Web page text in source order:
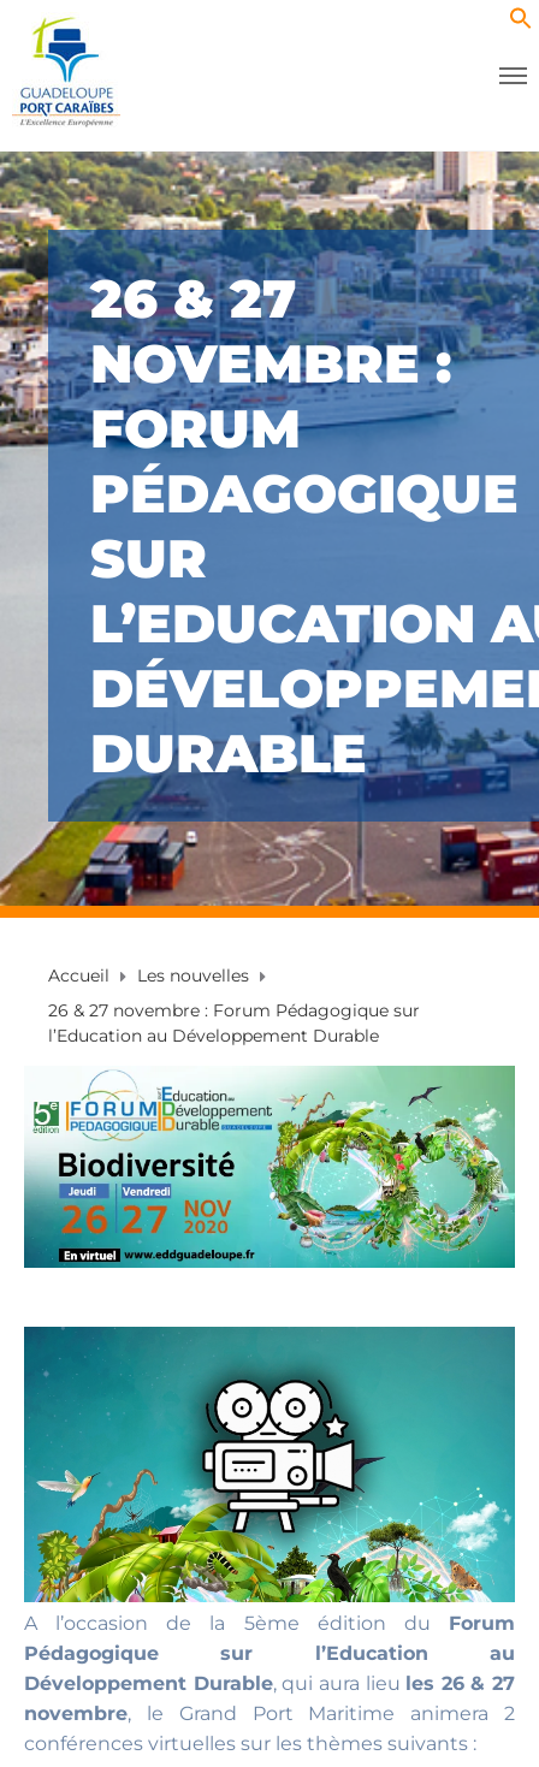
26 & 27
NOVEMBRE :
FORUM
PÉDAGOGIQUE
SUR
L’EDUCATION
DURABLE
Accueil
Les nouvelles
26 & 27 novembre : Forum Pédagogique sur
l’Education au Développement Durable
A l’occasion de la 5ème édition du Forum
Pédagogique sur l’Education au
Développement Durable, qui aura lieu les 26 & 27
novembre, le Grand Port Maritime animera 2
conférences virtuelles sur les thèmes suivants :